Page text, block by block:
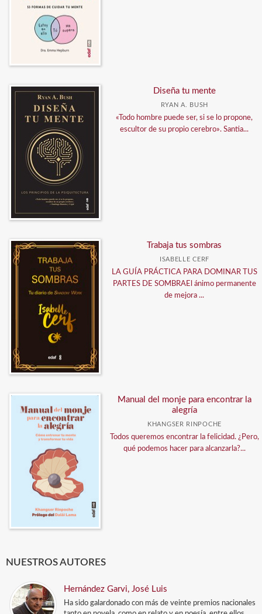
Diseña tu mente
RYAN A. BUSH
«Todo hombre puede ser, si se lo propone,
escultor de su propio cerebro». Santia...
Trabaja tus sombras
ISABELLE CERF
LA GUÍA PRÁCTICA PARA DOMINAR TUS
PARTES DE SOMBRAEl ánimo permanente
de mejora ...
Manual del monje para encontrar la
alegría
KHANGSER RINPOCHE
Todos queremos encontrar la felicidad. ¿Pero,
qué podemos hacer para alcanzarla?...
NUESTROS AUTORES
Hernández Garvi, José Luis
Ha sido galardonado con más de veinte premios nacionales